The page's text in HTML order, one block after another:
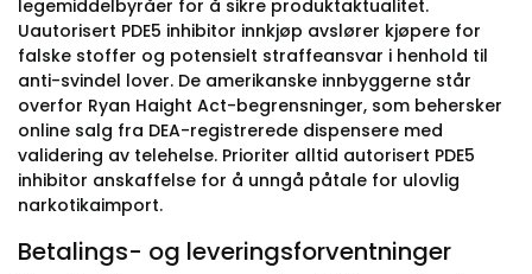
legemiddelbyråer for å sikre produktaktualitet.
Uautorisert PDE5 inhibitor innkjøp avslører kjøpere for
falske stoffer og potensielt straffeansvar i henhold til
anti-svindel lover. De amerikanske innbyggerne står
overfor Ryan Haight Act-begrensninger, som behersker
online salg fra DEA-registrerede dispensere med
validering av telehelse. Prioriter alltid autorisert PDE5
inhibitor anskaffelse for å unngå påtale for ulovlig
narkotikaimport.
Betalings- og leveringsforventninger